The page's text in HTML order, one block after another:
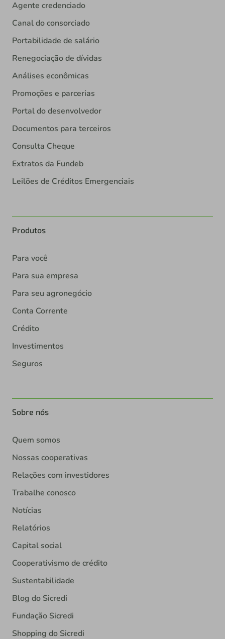
Agente credenciado
Canal do consorciado
Portabilidade de salário
Renegociação de dívidas
Análises econômicas
Promoções e parcerias
Portal do desenvolvedor
Documentos para terceiros
Consulta Cheque
Extratos da Fundeb
Leilões de Créditos Emergenciais
Produtos
Para você
Para sua empresa
Para seu agronegócio
Conta Corrente
Crédito
Investimentos
Seguros
Sobre nós
Quem somos
Nossas cooperativas
Relações com investidores
Trabalhe conosco
Notícias
Relatórios
Capital social
Cooperativismo de crédito
Sustentabilidade
Blog do Sicredi
Fundação Sicredi
Shopping do Sicredi